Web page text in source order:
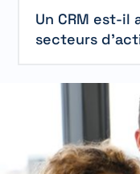
Un CRM est-il
secteurs